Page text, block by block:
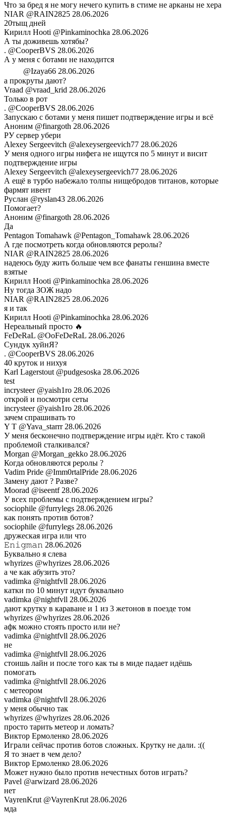
Что за бред я не могу нечего купить в стиме не арканы не хера
NIAR @RAIN2825 28.06.2026
20тыщ дней
Кирилл Hooti @Pinkaminochka 28.06.2026
А ты доживешь хотябы?
. @CooperBVS 28.06.2026
А у меня с ботами не находится
@Izaya66 28.06.2026
а прокруты дают?
Vraad @vraad_krid 28.06.2026
Только в рот
. @CooperBVS 28.06.2026
Запускаю с ботами у меня пишет подтверждение игры и всё
Аноним @finargoth 28.06.2026
РУ сервер убери
Alexey Sergeevitch @alexeysergeevich77 28.06.2026
У меня одного игры нифега не ищутся по 5 минут и висит
подтверждение игры
Alexey Sergeevitch @alexeysergeevich77 28.06.2026
А ещё в турбо набежало толпы нищебродов титанов, которые
фармят ивент
Руслан @ryslan43 28.06.2026
Помогает?
Аноним @finargoth 28.06.2026
Да
Pentagon Tomahawk @Pentagon_Tomahawk 28.06.2026
А где посмотреть когда обновляются реролы?
NIAR @RAIN2825 28.06.2026
надеюсь буду жить больше чем все фанаты геншина вместе
взятые
Кирилл Hooti @Pinkaminochka 28.06.2026
Ну тогда ЗОЖ надо
NIAR @RAIN2825 28.06.2026
я и так
Кирилл Hooti @Pinkaminochka 28.06.2026
Нереальный просто 🔥
FeDeRaL @OoFeDeRaL 28.06.2026
Сундук хуйнЯ?
. @CooperBVS 28.06.2026
40 круток и нихуя
Karl Lagerstout @pudgesoska 28.06.2026
test
incrysteer @yaish1ro 28.06.2026
открой и посмотри сеты
incrysteer @yaish1ro 28.06.2026
зачем спрашивать то
Y T @Yava_starrr 28.06.2026
У меня бесконечно подтверждение игры идёт. Кто с такой
проблемой сталкивался?
Morgan @Morgan_gekko 28.06.2026
Когда обновляются реролы ?
Vadim Pride @Imm0rtalPride 28.06.2026
Замену дают ? Разве?
Moorad @iseentf 28.06.2026
У всех проблемы с подтверждением игры?
sociophile @furrylegs 28.06.2026
как понять против ботов?
sociophile @furrylegs 28.06.2026
дружеская игра или что
𝙴𝚗𝚒𝚐𝚖𝚊𝚗 28.06.2026
Буквально я слева
whyrizes @whyrizes 28.06.2026
а че как абузить это?
vadimka @nightfvll 28.06.2026
катки по 10 минут идут буквально
vadimka @nightfvll 28.06.2026
дают крутку в караване и 1 из 3 жетонов в поезде том
whyrizes @whyrizes 28.06.2026
афк можно стоять просто или не?
vadimka @nightfvll 28.06.2026
не
vadimka @nightfvll 28.06.2026
стоишь лайн и после того как ты в миде падает идёшь
помогать
vadimka @nightfvll 28.06.2026
с метеором
vadimka @nightfvll 28.06.2026
у меня обычно так
whyrizes @whyrizes 28.06.2026
просто тарить метеор и ломать?
Виктор Ермоленко 28.06.2026
Играли сейчас против ботов сложных. Крутку не дали. :((
Я то знает в чем дело?
Виктор Ермоленко 28.06.2026
Может нужно было против нечестных ботов играть?
Pavel @arwizard 28.06.2026
нет
VayrenKrut @VayrenKrut 28.06.2026
мда